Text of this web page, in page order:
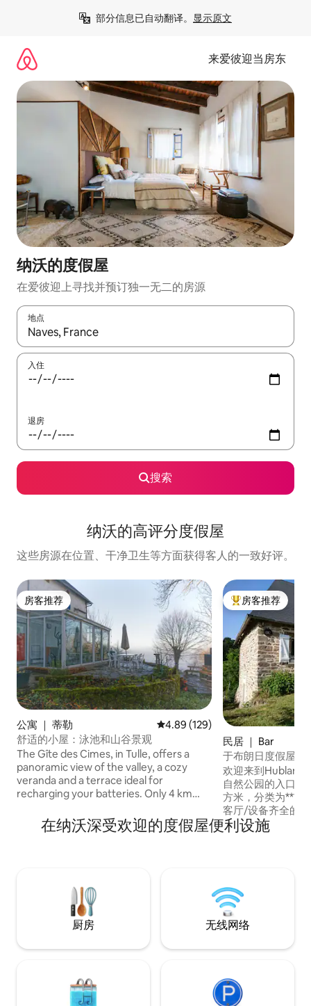
部分信息已自动翻译。 显示原文
来爱彼迎当房东
纳沃的度假屋
在爱彼迎上寻找并预订独一无二的房源
地点
如有搜索结果，请使用上下方向键查看，或通过点击或滑动手势
入住
退房
搜索
纳沃的高评分度假屋
这些房源在位置、干净卫生等方面获得客人的一致好评。
房客推荐
房客推荐
公寓 ｜ 蒂勒 平均评分 4.89 分（满分 5 分），
4.89 (129)
舒适的小屋：泳池和山谷景观
The Gîte des Cimes, in Tulle, offers a
panoramic view of the valley, a cozy
veranda and a terrace ideal for
recharging your batteries. Only 4 km
trips as well as holidays. Wi-Fi, modern
equipment and absolute calm guarantee
teleworking in Corrèze.
热门「房客推荐」
房客推荐
民居 ｜ Bar
于布朗日度假屋 *
欢迎来到
自然公园的入口
方米，分类为***（科
客厅/设备齐全的
楼层：夹层睡眠区
地下室：酒窖。 室外：带围栏的小花园。
Cascades 5分钟。
在纳沃深受欢迎的度假屋便利设施
厨房 无线网络